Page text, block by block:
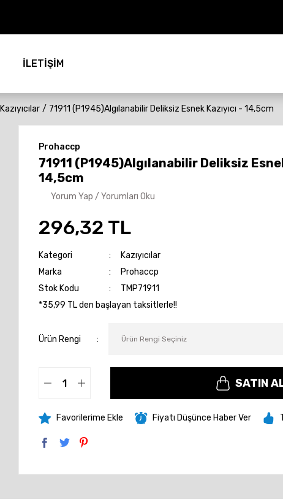
İLETİŞİM
Kazıyıcılar 71911 (P1945)Algılanabilir Deliksiz Esnek Kazıyıcı - 14,5cm
Prohaccp
71911 (P1945)Algılanabilir Deliksiz
14,5cm
Yorum Yap / Yorumları Oku
296,32 TL
Kategori
Kazıyıcılar
Marka
Prohaccp
Stok Kodu
TMP71911
*35,99 TL den başlayan taksitlerle!!
Ürün Rengi
SATIN
Fiyatı Düşünce Haber Ver